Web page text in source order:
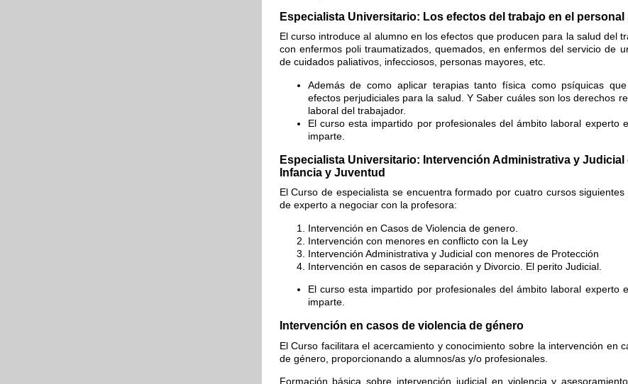
Especialista Universitario: Los efectos del trabajo en el personal
El curso introduce al alumno en los efectos que producen para la salud del
con enfermos poli traumatizados, quemados, en enfermos del servicio de
de cuidados paliativos, infecciosos, personas mayores, etc.
Además de como aplicar terapias tanto física como psíquicas
efectos perjudiciales para la salud. Y Saber cuáles son los derechos
laboral del trabajador.
El curso esta impartido por profesionales del ámbito laboral experto
imparte.
Especialista Universitario: Intervención Administrativa y Judicial
Infancia y Juventud
El Curso de especialista se encuentra formado por cuatro cursos
de experto a negociar con la profesora:
Intervención en Casos de Violencia de genero.
Intervención con menores en conflicto con la Ley
Intervención Administrativa y Judicial con menores de Protección
Intervención en casos de separación y Divorcio. El perito Judicial.
El curso esta impartido por profesionales del ámbito laboral experto
imparte.
Intervención en casos de violencia de género
El Curso facilitara el acercamiento y conocimiento sobre la intervención en
de género, proporcionando a alumnos/as y/o profesionales.
Formación básica sobre intervención judicial en violencia y